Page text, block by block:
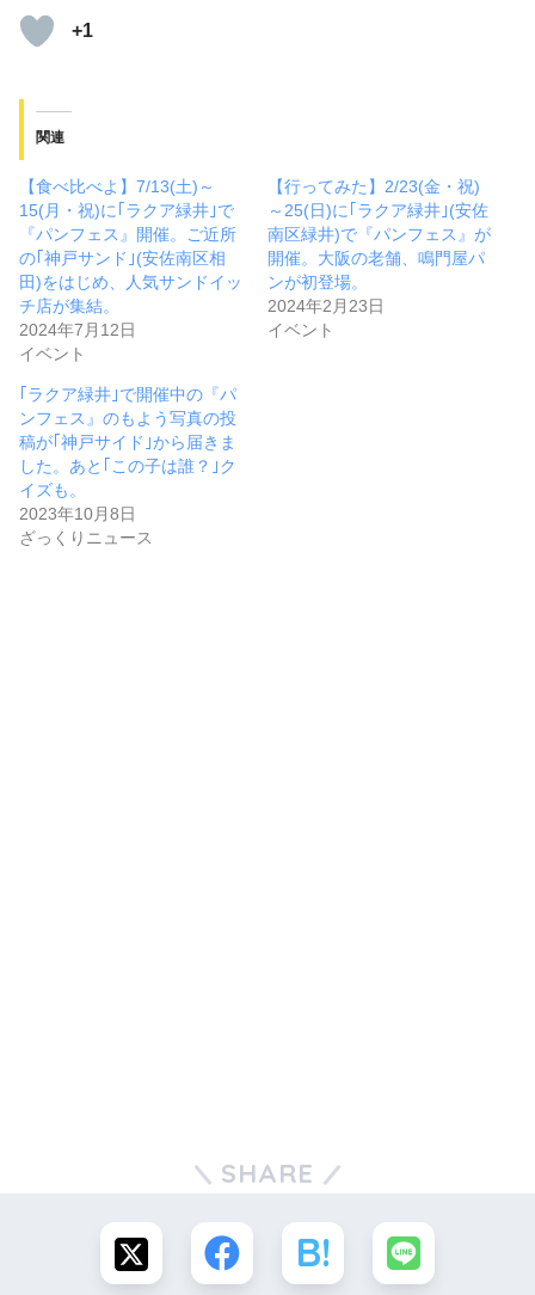
+1
関連
【食べ比べよ】7/13(土)～
15(月・祝)に｢ラクア緑井｣で
『パンフェス』開催。ご近所
の｢神戸サンド｣(安佐南区相
田)をはじめ、人気サンドイッ
チ店が集結。
2024年7月12日
イベント
【行ってみた】2/23(金・祝)
～25(日)に｢ラクア緑井｣(安佐
南区緑井)で『パンフェス』が
開催。大阪の老舗、鳴門屋パ
ンが初登場。
2024年2月23日
イベント
｢ラクア緑井｣で開催中の『パ
ンフェス』のもよう写真の投
稿が｢神戸サイド｣から届きま
した。あと｢この子は誰？｣ク
イズも。
2023年10月8日
ざっくりニュース
SHARE